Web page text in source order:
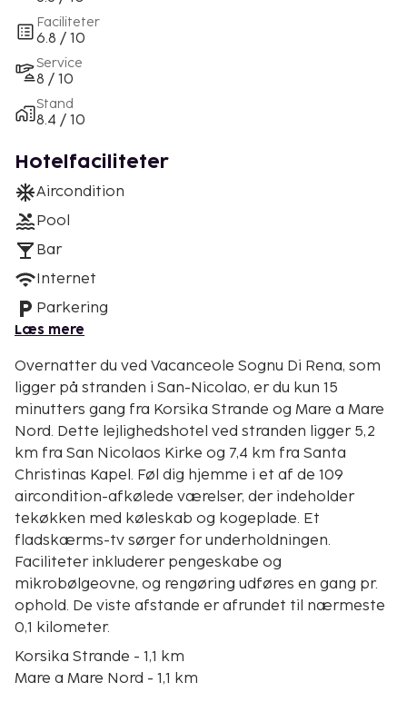
Faciliteter
6.8 / 10
Service
8 / 10
Stand
8.4 / 10
Hotelfaciliteter
Aircondition
Pool
Bar
Internet
Parkering
Læs mere
Overnatter du ved Vacanceole Sognu Di Rena, som
ligger på stranden i San-Nicolao, er du kun 15
minutters gang fra Korsika Strande og Mare a Mare
Nord. Dette lejlighedshotel ved stranden ligger 5,2
km fra San Nicolaos Kirke og 7,4 km fra Santa
Christinas Kapel. Føl dig hjemme i et af de 109
aircondition-afkølede værelser, der indeholder
tekøkken med køleskab og kogeplade. Et
fladskærms-tv sørger for underholdningen.
Faciliteter inkluderer pengeskabe og
mikrobølgeovne, og rengøring udføres en gang pr.
ophold. De viste afstande er afrundet til nærmeste
0,1 kilometer.
Korsika Strande - 1,1 km
Mare a Mare Nord - 1,1 km